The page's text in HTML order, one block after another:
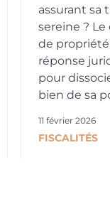
assurant sa
sereine ?
de
réponse
pour
bien de sa
11 février 2026
FISCALITÉS